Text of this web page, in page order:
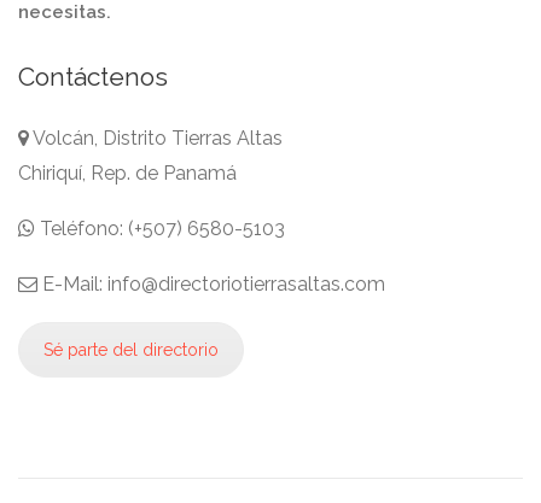
necesitas.
Contáctenos
Volcán, Distrito Tierras Altas
Chiriquí, Rep. de Panamá
Teléfono: (+507) 6580-5103
E-Mail: info@directoriotierrasaltas.com
Sé parte del directorio